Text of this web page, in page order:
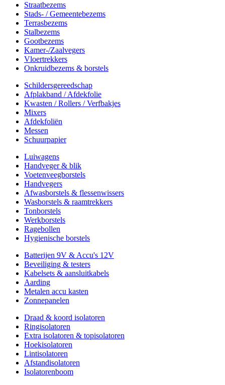
Straatbezems
Stads- / Gemeentebezems
Terrasbezems
Stalbezems
Gootbezems
Kamer-/Zaalvegers
Vloertrekkers
Onkruidbezems & borstels
Schildersgereedschap
Afplakband / Afdekfolie
Kwasten / Rollers / Verfbakjes
Mixers
Afdekfoliën
Messen
Schuurpapier
Luiwagens
Handveger & blik
Voetenveegborstels
Handvegers
Afwasborstels & flessenwissers
Wasborstels & raamtrekkers
Tonborstels
Werkborstels
Ragebollen
Hygienische borstels
Batterijen 9V & Accu's 12V
Beveiliging & testers
Kabelsets & aansluitkabels
Aarding
Metalen accu kasten
Zonnepanelen
Draad & koord isolatoren
Ringisolatoren
Extra isolatoren & topisolatoren
Hoekisolatoren
Lintisolatoren
Afstandisolatoren
Isolatorenboom